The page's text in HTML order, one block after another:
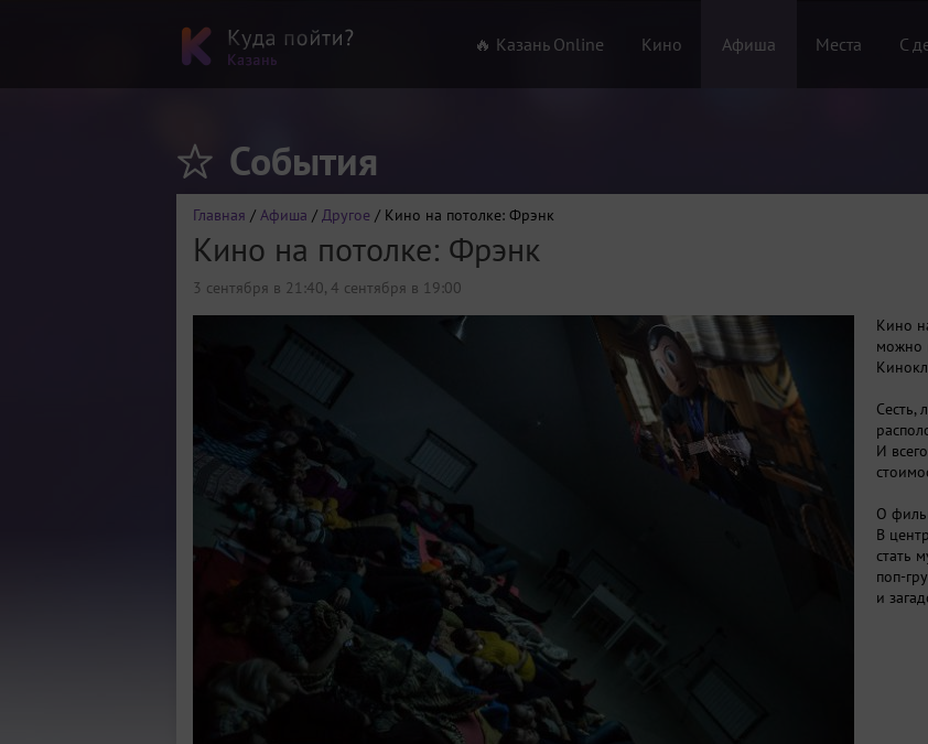
🔥 Казань Online Кино Афиша Места С
События
Главная / Афиша / Другое / Кино на потолке: Фрэнк
Кино на потолке: Фрэнк
3 сентября в 21:40, 4 сентября в 19:00
Кино
можно
Сесть,
И
О
В
стать
поп-
и